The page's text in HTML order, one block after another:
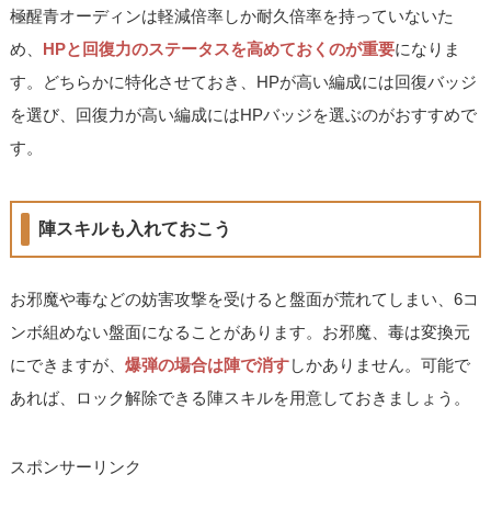
極醒青オーディンは軽減倍率しか耐久倍率を持っていないた
め、 HPと回復力のステータスを高めておくのが重要になりま
す。どちらかに特化させておき、HPが高い編成には回復バッジ
を選び、回復力が高い編成にはHPバッジを選ぶのがおすすめで
す。
陣スキルも入れておこう
お邪魔や毒などの妨害攻撃を受けると盤面が荒れてしまい、6コ
ンボ組めない盤面になることがあります。お邪魔、毒は変換元
にできますが、爆弾の場合は陣で消すしかありません。可能で
あれば、ロック解除できる陣スキルを用意しておきましょう。
スポンサーリンク